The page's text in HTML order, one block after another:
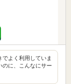
よく利用していま
のに、こんなにサー